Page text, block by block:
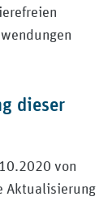
dieser
von
Aktualisierung